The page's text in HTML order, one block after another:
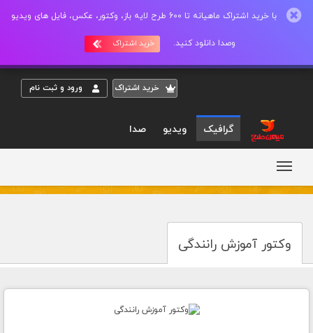
با خرید اشتراک ماهیانه تا 600 طرح لایه باز، وکتور، عکس، فایل های ویدیو
وصدا دانلود کنید. خرید اشتراک
خريد اشتراک ورود و ثبت نام
گرافیک ویدیو صدا
وکتور آموزش رانندگی